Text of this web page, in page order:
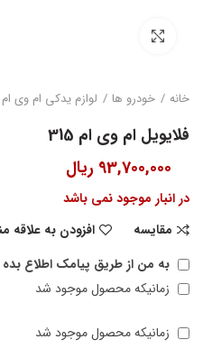
خانه خودرو ها لوازم یدکی ام وی ام
فلایویل ام وی ام 315
93,700,000 ریال
در انبار موجود نمی باشد
مقایسه
افزودن به علاقه
به من از طریق پیامک اطلاع بده
زمانیکه محصول موجود شد
زمانیکه محصول موجود شد